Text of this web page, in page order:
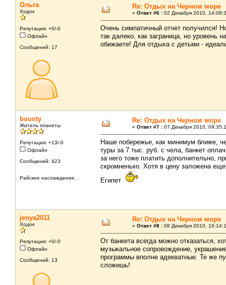
Ольга
Ходок
Репутация: +0/-0
Офлайн
Сообщений: 17
Re: Отдых на Черном море
« Ответ #6 : 02 Декабря 2010,
Очень симпатичный отчет получился!
так далеко, как заграница, но уровень
обижаете! Для отдыха с детьми -
bounty
Житель планеты
Репутация: +13/-0
Офлайн
Сообщений: 423
Райское наслаждение...
Re: Отдых на Черном море
« Ответ #7 : 07 Декабря 2010,
Наше побережье, как минимум ближе,
туры за 7 тыс. руб. с чела, банкет
за него тоже платить дополнительно,
скромненько. Хотя в цену заложена
Египет
jenya2011
Ходок
Репутация: +0/-0
Офлайн
Сообщений: 13
Re: Отдых на Черном море
« Ответ #8 : 08 Декабря 2010,
От банкета всегда можно отказаться,
музыкальное сопровождение,
программы вполне адекватные. Те же
сложишь!